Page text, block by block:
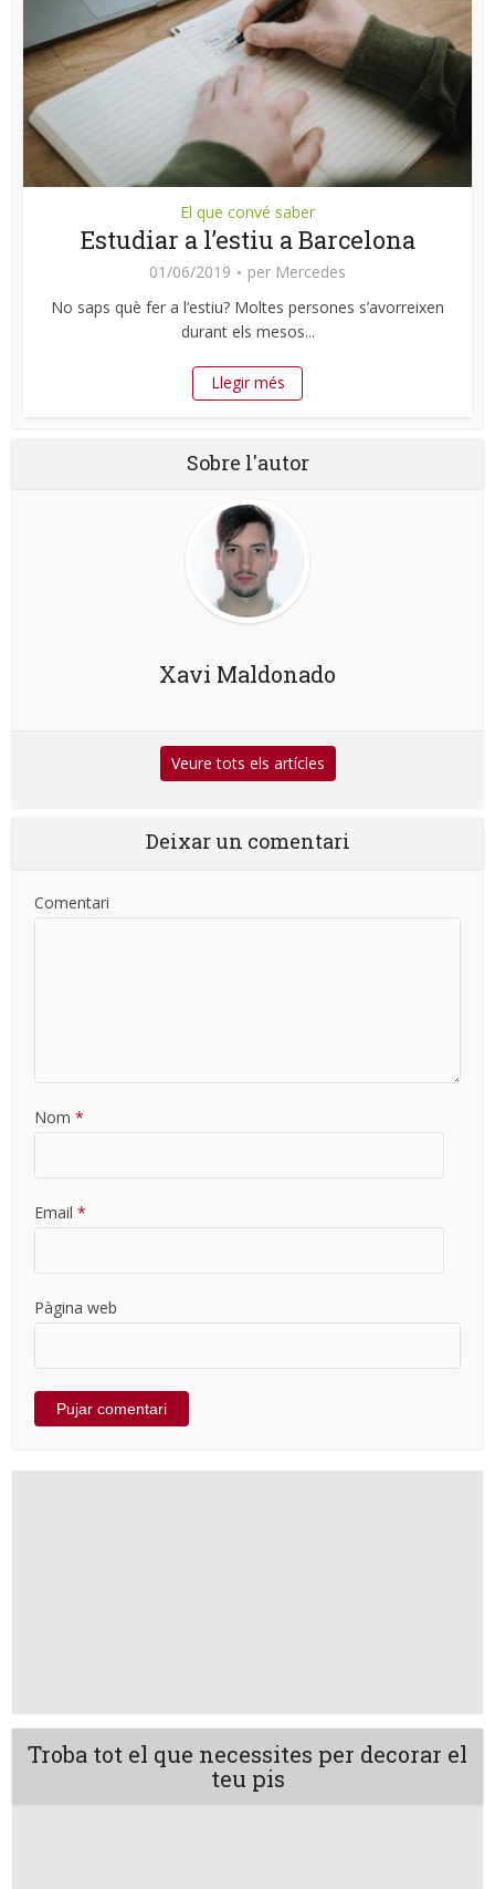
El que convé saber
Estudiar a l’estiu a Barcelona
01/06/2019 per Mercedes
No saps què fer a l’estiu? Moltes persones s’avorreixen
durant els mesos...
Llegir més
Sobre l'autor
Xavi Maldonado
Veure tots els artícles
Deixar un comentari
Comentari
Nom *
Email *
Pàgina web
Troba tot el que necessites per decorar el
teu pis